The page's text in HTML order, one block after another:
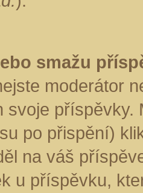
smažu
moderátor
svoje
po přispění)
na váš
u příspěvku,